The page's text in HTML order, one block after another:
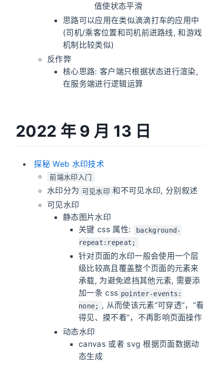
值使状态平滑
思路可以应用在类似滴滴打车的应用中
(司机/乘客位置和司机前进路线, 和游戏
机制比较类似)
反作弊
核心思路: 客户端只根据状态进行渲染,
在服务端进行逻辑运算
2022 年 9 月 13 日
​ 探秘 Web 水印技术
前端水印入门
水印分为 可见水印 和不可见水印, 分别叙述
可见水印
静态图片水印
关键 css 属性:
background-
repeat:repeat;
针对页面的水印一般会使用一个层
级比较高且覆盖整个页面的元素来
承载, 为避免遮挡其他元素, 需要添
加一条 css pointer-events:
none; , 从而使该元素“可穿透”，“看
得见、摸不着”，不再影响页面操作
动态水印
canvas 或者 svg 根据页面数据动
态生成